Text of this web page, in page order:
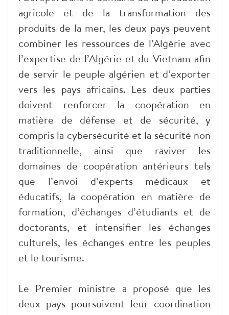
agricole et de la transformation des
produits de la mer, les deux pays peuvent
combiner les ressources de l’Algérie avec
l’expertise de l’Algérie et du Vietnam afin
de servir le peuple algérien et d’exporter
vers les pays africains. Les deux parties
doivent renforcer la coopération en
matière de défense et de sécurité, y
compris la cybersécurité et la sécurité non
traditionnelle, ainsi que raviver les
domaines de coopération antérieurs tels
que l’envoi d’experts médicaux et
éducatifs, la coopération en matière de
formation, d’échanges d’étudiants et de
doctorants, et intensifier les échanges
culturels, les échanges entre les peuples
et le tourisme.
Le Premier ministre a proposé que les
deux pays poursuivent leur coordination